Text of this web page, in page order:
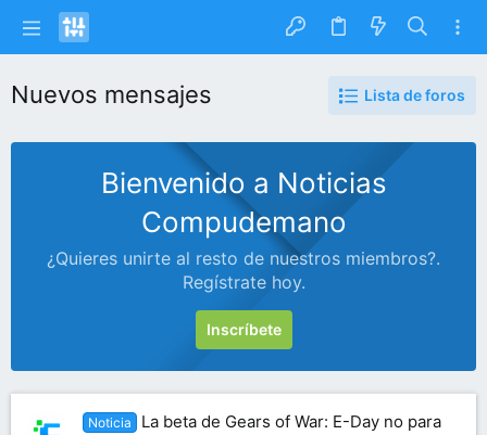
Nuevos mensajes Lista de foros
Bienvenido a Noticias
Compudemano
¿Quieres unirte al resto de nuestros miembros?.
Regístrate hoy.
Inscríbete
Noticia
La beta de Gears of War: E-Day no para